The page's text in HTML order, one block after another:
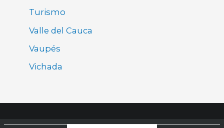
Turismo
Valle del Cauca
Vaupés
Vichada